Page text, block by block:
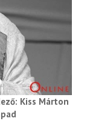
Kiss Márton